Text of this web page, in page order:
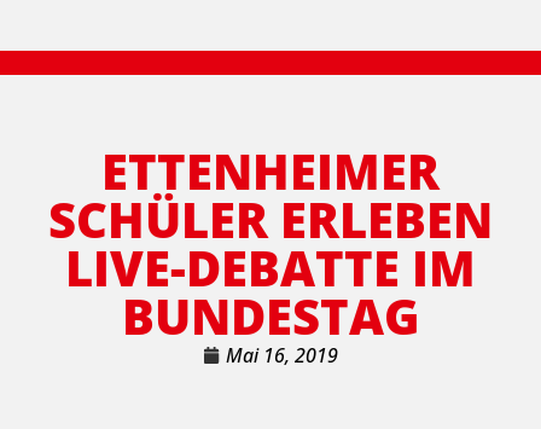
ETTENHEIMER
SCHÜLER ERLEBEN
LIVE-DEBATTE IM
BUNDESTAG
Mai 16, 2019